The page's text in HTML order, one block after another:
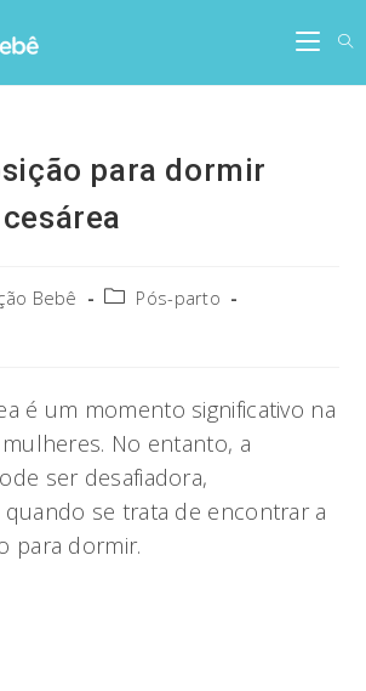
para dormir
Bebê
PostPós-parto
é um momento significativo na
No entanto, a
ser desafiadora,
se trata de encontrar a
para dormir.